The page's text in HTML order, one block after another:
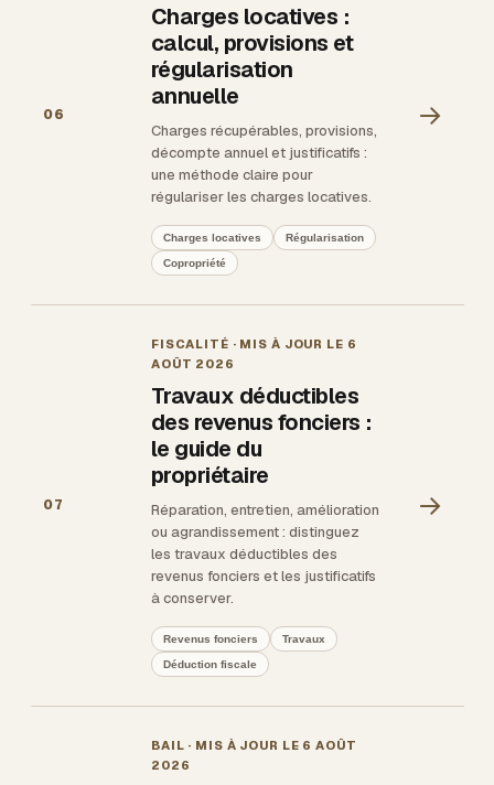
06
Charges locatives :
calcul, provisions et
régularisation
annuelle
Charges récupérables, provisions,
décompte annuel et justificatifs :
une méthode claire pour
régulariser les charges locatives.
Charges locatives Régularisation
Copropriété
→
07
FISCALITÉ · MIS À JOUR LE 6
AOÛT 2026
Travaux déductibles
des revenus fonciers :
le guide du
propriétaire
Réparation, entretien, amélioration
ou agrandissement : distinguez
les travaux déductibles des
revenus fonciers et les justificatifs
à conserver.
Revenus fonciers Travaux
Déduction fiscale
→
BAIL · MIS À JOUR LE 6 AOÛT
2026